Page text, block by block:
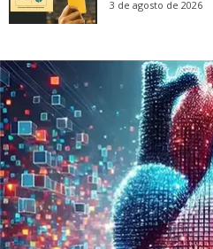
3 de agosto de 2026